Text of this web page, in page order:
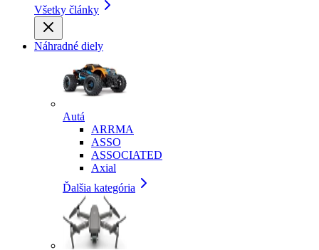
Všetky články
Náhradné diely
Autá
ARRMA
ASSO
ASSOCIATED
Axial
Ďalšia kategória